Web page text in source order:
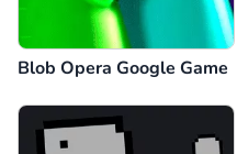
Blob Opera Google Game